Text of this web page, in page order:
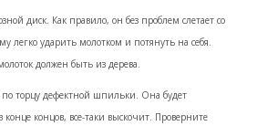
диск. Как правило, он без проблем слетает со
легко ударить молотком и потянуть на себя.
должен быть из дерева.
по торцу дефектной шпильки. Она будет
конце концов, все-таки выскочит. Проверните